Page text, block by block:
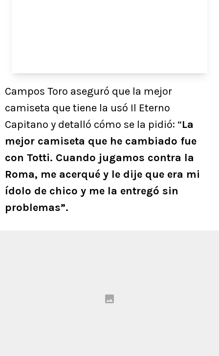
Campos Toro aseguró que la mejor
camiseta que tiene la usó Il Eterno
Capitano y detalló cómo se la pidió: “La
mejor camiseta que he cambiado fue
con Totti. Cuando jugamos contra la
Roma, me acerqué y le dije que era mi
ídolo de chico y me la entregó sin
problemas”.